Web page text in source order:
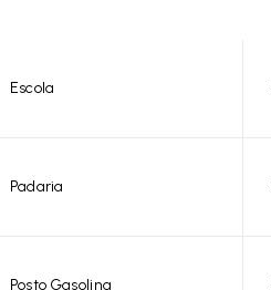
Escola
Padaria
Posto Gasolina